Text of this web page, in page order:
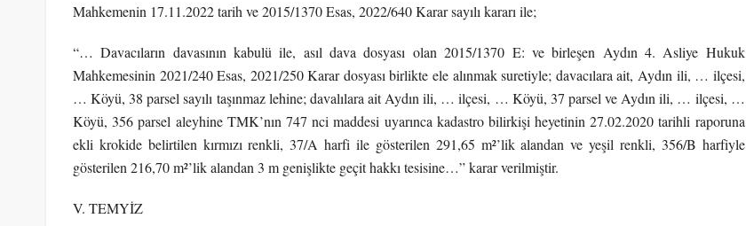
Mahkemenin 17.11.2022 tarih ve 2015/1370 Esas, 2022/640 Karar sayılı kararı ile;
“… Davacıların davasının kabulü ile, asıl dava dosyası olan 2015/1370 E: ve birleşen Aydın 4. Asliye Hukuk
Mahkemesinin 2021/240 Esas, 2021/250 Karar dosyası birlikte ele alınmak suretiyle; davacılara ait, Aydın ili, … ilçesi,
… Köyü, 38 parsel sayılı taşınmaz lehine; davalılara ait Aydın ili, … ilçesi, … Köyü, 37 parsel ve Aydın ili, … ilçesi, …
Köyü, 356 parsel aleyhine TMK’nın 747 nci maddesi uyarınca kadastro bilirkişi heyetinin 27.02.2020 tarihli raporuna
ekli krokide belirtilen kırmızı renkli, 37/A harfi ile gösterilen 291,65 m²’lik alandan ve yeşil renkli, 356/B harfiyle
gösterilen 216,70 m²’lik alandan 3 m genişlikte geçit hakkı tesisine…” karar verilmiştir.
V. TEMYİZ